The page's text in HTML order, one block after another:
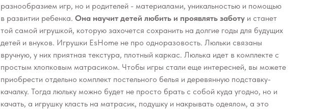
разнообразием игр, но и родителей - материалами, уникальностью и помощью
в развитии ребенка. Она научит детей любить и проявлять заботу и станет
той самой игрушкой, которую захочется сохранить на долгие годы для будущих
детей и внуков. Игрушки EsHome не про одноразовость. Люльки связаны
вручную, у них приятная текстура, плотный каркас. Люлька идет в комплекте с
простым хлопковым матрасиком. Чтобы игры стали еще интересней, вы можете
приобрести отдельно комплект постельного белья и деревянную подставку-
качалку. Тогда люльку можно будет не просто брать с собой куда угодно, но и
качать, а игрушку класть на матрасик, подушку и накрывать одеялом, а это